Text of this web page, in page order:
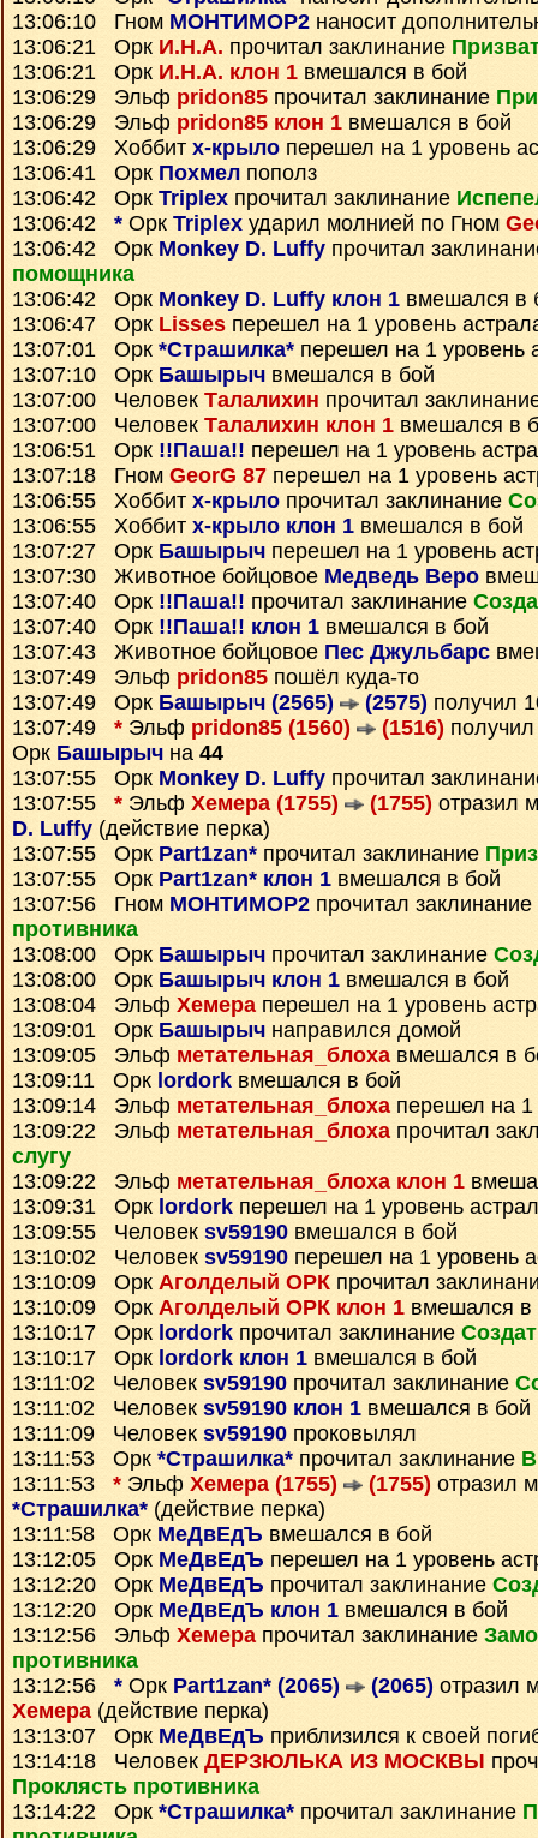
13:06:10 Гном МОНТИМОР2 наносит
13:06:21 Орк И.Н.А. прочитал заклинание
13:06:21 Орк И.Н.А. клон 1 вмешался в бой
13:06:29 Эльф pridon85 прочитал заклинание
13:06:29 Эльф pridon85 клон 1 вмешался в бой
13:06:29 Хоббит х-крыло перешел на 1 уровень
13:06:41 Орк Похмел пополз
13:06:42 Орк Triplex прочитал заклинание
13:06:42 * Орк Triplex ударил молнией по Гном
13:06:42 Орк Monkey D. Luffy прочитал
помощника
13:06:42 Орк Monkey D. Luffy клон 1 вмешался в
13:06:47 Орк Lisses перешел на 1 уровень
13:07:01 Орк *Страшилка* перешел на 1 уровень
13:07:10 Орк Башырыч вмешался в бой
13:07:00 Человек Талалихин прочитал
13:07:00 Человек Талалихин клон 1 вмешался в
13:06:51 Орк !!Паша!! перешел на 1 уровень
13:07:18 Гном GeorG 87 перешел на 1 уровень
13:06:55 Хоббит х-крыло прочитал заклинание
13:06:55 Хоббит х-крыло клон 1 вмешался в бой
13:07:27 Орк Башырыч перешел на 1 уровень
13:07:30 Животное бойцовое Медведь Bepo
13:07:40 Орк !!Паша!! прочитал заклинание
13:07:40 Орк !!Паша!! клон 1 вмешался в бой
13:07:43 Животное бойцовое Пес Джульбарс
13:07:49 Эльф pridon85 пошёл куда-то
13:07:49 Орк Башырыч (2565) (2575) получил
13:07:49 * Эльф pridon85 (1560) (1516)
Орк Башырыч на 44
13:07:55 Орк Monkey D. Luffy прочитал
13:07:55 * Эльф Хемера (1755) (1755) отразил
D. Luffy (действие перка)
13:07:55 Орк Part1zan* прочитал заклинание
13:07:55 Орк Part1zan* клон 1 вмешался в бой
13:07:56 Гном МОНТИМОР2 прочитал заклинание
противника
13:08:00 Орк Башырыч прочитал заклинание
13:08:00 Орк Башырыч клон 1 вмешался в бой
13:08:04 Эльф Хемераперешел на 1 уровень
13:09:01 Орк Башырыч направился домой
13:09:05 Эльф метательная_блохавмешался в
13:09:11 Орк lordork вмешался в бой
13:09:14 Эльф метательная_блохаперешел на 1
13:09:22 Эльф метательная_блохапрочитал
слугу
13:09:22 Эльф метательная_блоха клон 1
13:09:31 Орк lordork перешел на 1 уровень
13:09:55 Человек sv59190 вмешался в бой
13:10:02 Человек sv59190 перешел на 1 уровень
13:10:09 Орк Аголделый ОРК прочитал
13:10:09 Орк Аголделый ОРК клон 1 вмешался в
13:10:17 Орк lordork прочитал заклинание
13:10:17 Орк lordork клон 1 вмешался в бой
13:11:02 Человек sv59190 прочитал заклинание
13:11:02 Человек sv59190 клон 1 вмешался в бой
13:11:09 Человек sv59190 проковылял
13:11:53 Орк *Страшилка* прочитал заклинание
13:11:53 * Эльф Хемера (1755) (1755) отразил
*Страшилка* (действие перка)
13:11:58 Орк МеДвЕдЪ вмешался в бой
13:12:05 Орк МеДвЕдЪ перешел на 1 уровень
13:12:20 Орк МеДвЕдЪ прочитал заклинание
13:12:20 Орк МеДвЕдЪ клон 1 вмешался в бой
13:12:56 Эльф Хемерапрочитал заклинание
противника
13:12:56 * Орк Part1zan* (2065) (2065) отразил
Хемера (действие перка)
13:13:07 Орк МеДвЕдЪ приблизился к своей
13:14:18 Человек ДЕРЗЮЛЬКА ИЗ МОСКВЫ
Проклясть противника
13:14:22 Орк *Страшилка* прочитал заклинание